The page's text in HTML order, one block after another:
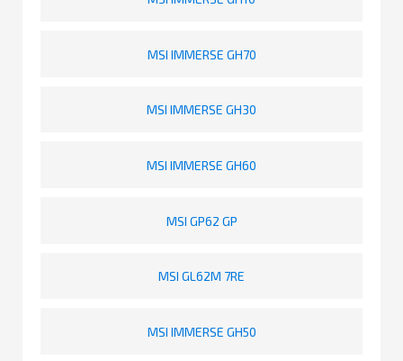
MSI IMMERSE GH70
MSI IMMERSE GH30
MSI IMMERSE GH60
MSI GP62 GP
MSI GL62M 7RE
MSI IMMERSE GH50